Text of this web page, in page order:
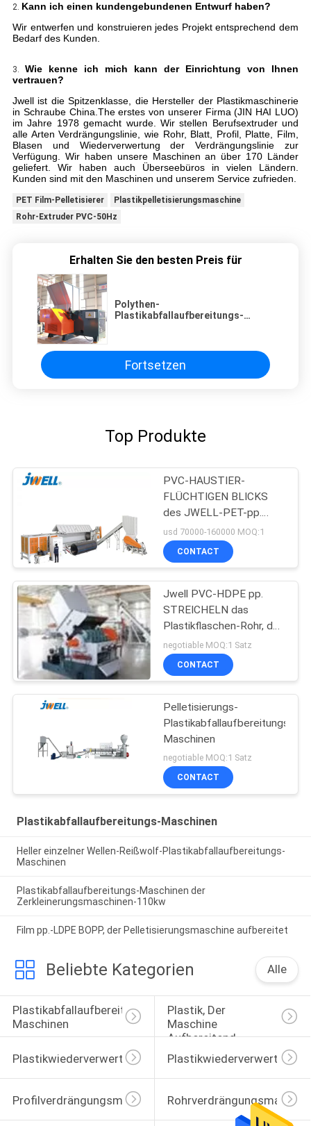
2. Kann ich einen kundengebundenen Entwurf haben?
Wir entwerfen und konstruieren jedes Projekt entsprechend dem
Bedarf des Kunden.
3. Wie kenne ich mich kann der Einrichtung von Ihnen
vertrauen?
Jwell ist die Spitzenklasse, die Hersteller der Plastikmaschinerie
in Schraube China.The erstes von unserer Firma (JIN HAI LUO)
im Jahre 1978 gemacht wurde. Wir stellen Berufsextruder und
alle Arten Verdrängungslinie, wie Rohr, Blatt, Profil, Platte, Film,
Blasen und Wiederverwertung der Verdrängungslinie zur
Verfügung. Wir haben unsere Maschinen an über 170 Länder
geliefert. Wir haben auch Überseebüros in vielen Ländern.
Kunden sind mit den Maschinen und unserem Service zufrieden.
PET Film-Pelletisierer
Plastikpelletisierungsmaschine
Rohr-Extruder PVC-50Hz
Erhalten Sie den besten Preis für
Polythen-
Plastikabfallaufbereitungs-
Fortsetzen
Top Produkte
PVC-HAUSTIER-
FLÜCHTIGEN BLICKS
des JWELL-PET-pp.
überschüssiger
schwerer starker
usd 70000-160000 MOQ:1
CONTACT
Jwell PVC-HDPE pp.
STREICHELN das
Plastikflaschen-Rohr, das
Maschinen-
Zerkleinerungsmaschine
zerquetscht
negotiable MOQ:1 Satz
CONTACT
Pelletisierungs-
Plastikabfallaufbereitungs-
Maschinen
negotiable MOQ:1 Satz
CONTACT
Plastikabfallaufbereitungs-Maschinen
Heller einzelner Wellen-Reißwolf-Plastikabfallaufbereitungs-
Maschinen
Plastikabfallaufbereitungs-Maschinen der
Zerkleinerungsmaschinen-110kw
Film pp.-LDPE BOPP, der Pelletisierungsmaschine aufbereitet
Beliebte Kategorien Alle
Plastikabfallaufbereitungs-
Maschinen
Plastik, Der
Maschine
Aufbereitend
Pelletisiert
Plastikwiederverwertungsgranulierermaschine
Profilverdrängungsmaschine